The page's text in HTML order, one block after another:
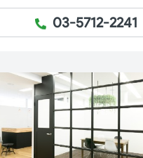
TEL：
03-5712-2241